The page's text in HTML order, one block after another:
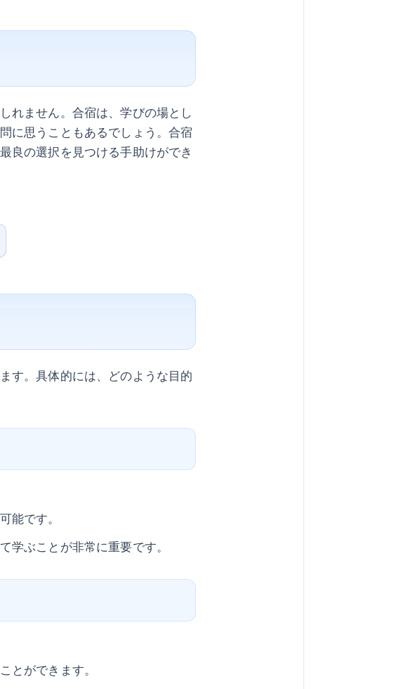
れません。合宿は、学びの場とし
に思うこともあるでしょう。合宿
良の選択を見つける手助けができ
す。具体的には、どのような目的
能です。
学ぶことが非常に重要です。
とができます。